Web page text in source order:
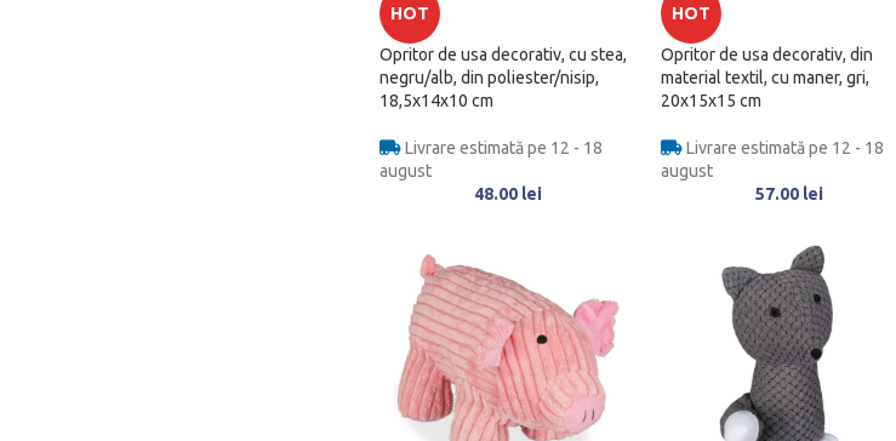
HOT
Opritor de usa decorativ, cu stea,
negru/alb, din poliester/nisip,
18,5x14x10 cm
Livrare estimată pe 12 - 18
august
48.00 lei
HOT
Opritor de usa decorativ, din
material textil, cu maner, gri,
20x15x15 cm
Livrare estimată pe 12 - 18
august
57.00 lei